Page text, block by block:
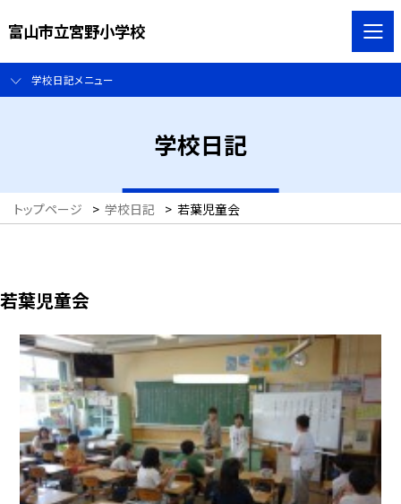
富山市立宮野小学校
学校日記メニュー
学校日記
トップページ > 学校日記 > 若葉児童会
若葉児童会